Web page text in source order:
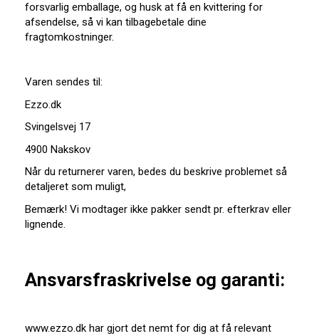
forsvarlig emballage, og husk at få en kvittering for
afsendelse, så vi kan tilbagebetale dine
fragtomkostninger.
Varen sendes til:
Ezzo.dk
Svingelsvej 17
4900 Nakskov
Når du returnerer varen, bedes du beskrive problemet så
detaljeret som muligt,
Bemærk! Vi modtager ikke pakker sendt pr. efterkrav eller
lignende.
Ansvarsfraskrivelse og garanti:
www.ezzo.dk har gjort det nemt for dig at få relevant